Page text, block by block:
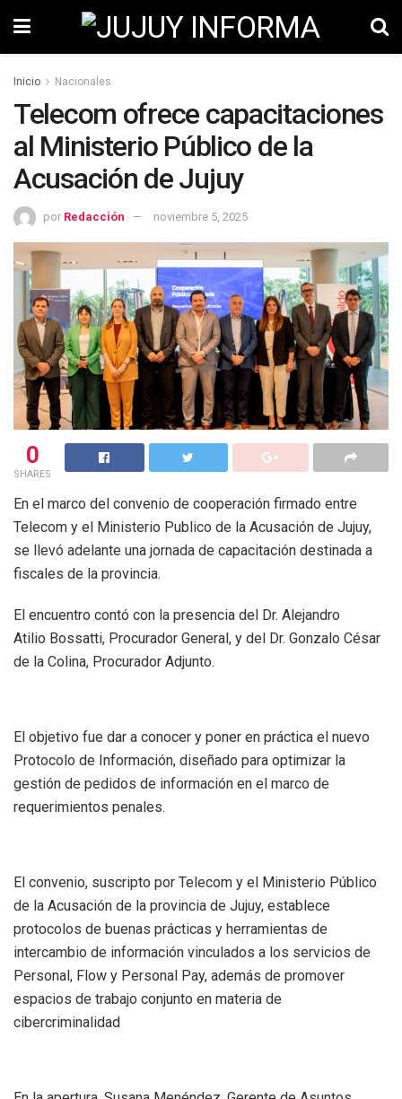
Inicio Nacionales
Telecom ofrece capacitaciones
al Ministerio Público de la
Acusación de Jujuy
por Redacción noviembre 5, 2025
0
SHARES
En el marco del convenio de cooperación firmado entre
Telecom y el Ministerio Publico de la Acusación de Jujuy,
se llevó adelante una jornada de capacitación destinada a
fiscales de la provincia.
El encuentro contó con la presencia del Dr. Alejandro
Atilio Bossatti, Procurador General, y del Dr. Gonzalo César
de la Colina, Procurador Adjunto.
El objetivo fue dar a conocer y poner en práctica el nuevo
Protocolo de Información, diseñado para optimizar la
gestión de pedidos de información en el marco de
requerimientos penales.
El convenio, suscripto por Telecom y el Ministerio Público
de la Acusación de la provincia de Jujuy, establece
protocolos de buenas prácticas y herramientas de
intercambio de información vinculados a los servicios de
Personal, Flow y Personal Pay, además de promover
espacios de trabajo conjunto en materia de
cibercriminalidad